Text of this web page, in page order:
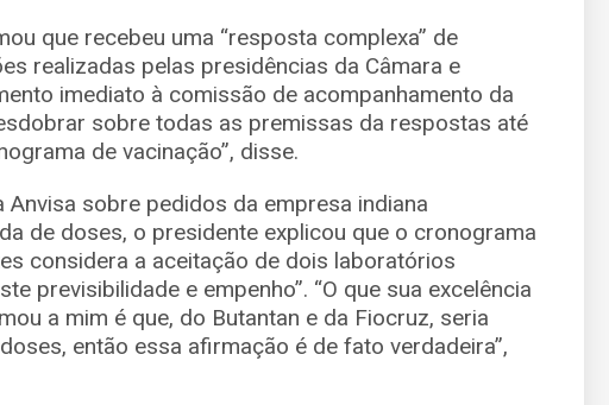
que recebeu uma “resposta complexa” de
realizadas pelas presidências da Câmara e
imediato à comissão de acompanhamento da
sobre todas as premissas da respostas até
de vacinação”, disse.
Anvisa sobre pedidos da empresa indiana
de doses, o presidente explicou que o cronograma
considera a aceitação de dois laboratórios
previsibilidade e empenho”. “O que sua excelência
a mim é que, do Butantan e da Fiocruz, seria
então essa afirmação é de fato verdadeira”,